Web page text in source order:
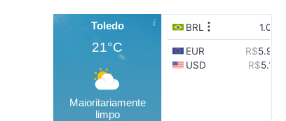
Toledo
21°C
Maioritariamente
limpo